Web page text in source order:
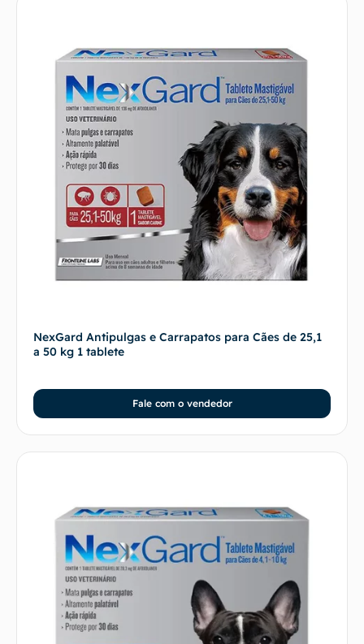
NexGard Antipulgas e Carrapatos para Cães de 25,1
a 50 kg 1 tablete
Fale com o vendedor